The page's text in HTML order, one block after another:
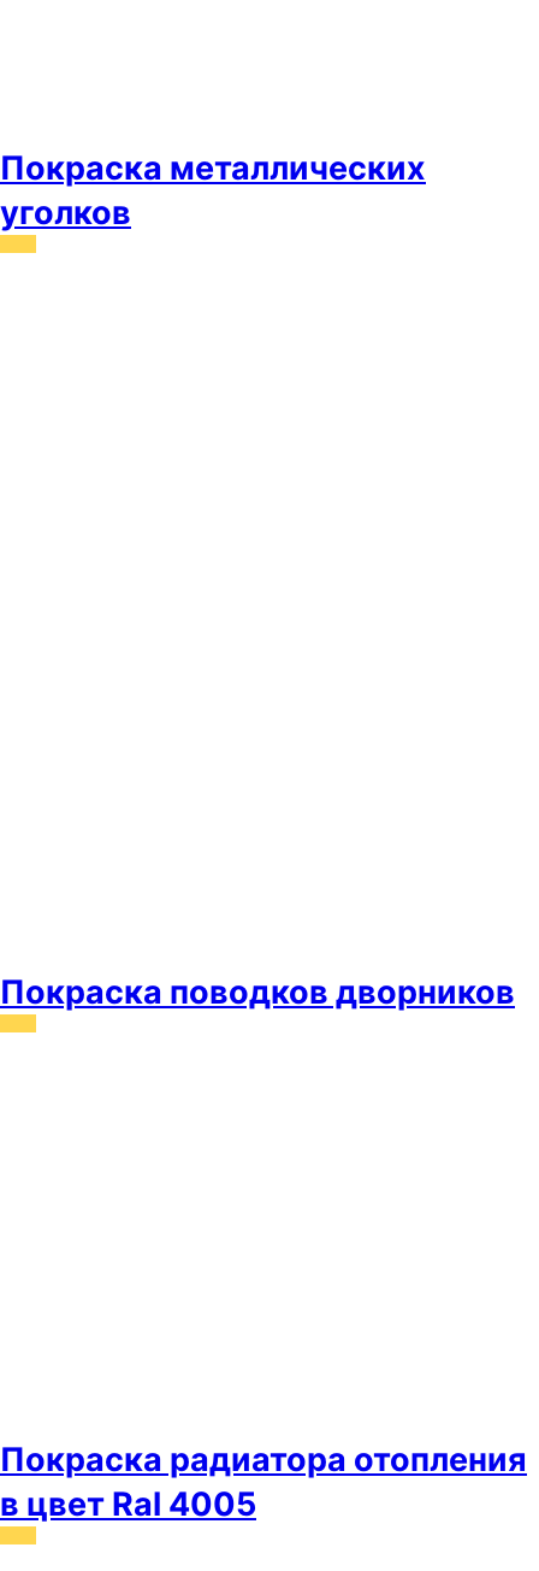
Покраска металлических
уголков
Покраска поводков дворников
Покраска радиатора отопления
в цвет Ral 4005